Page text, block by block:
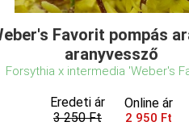
Favorit pompás
aranyvessző
Forsythia x intermedia 'Weber's
Eredeti ár
3 250 Ft
Online ár
2 950 Ft